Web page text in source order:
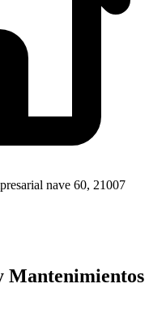
nave 60, 21007
Mantenimientos